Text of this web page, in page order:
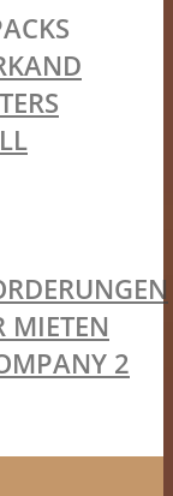
MIETEN
2